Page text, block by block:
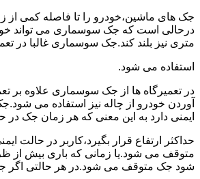
جک های ماشین،خودرو را تا فاصله کمی از
متری نیز بلند کند.جک سوسماری غالبا در
استفاده می شود.
در تعمیرگاه ها از جک سوسماری علاوه بر
آوردن خودرو از چاله نیز استفاده می
ایمنی دارد به این معنی که هر زمان جک در
حداکثر ارتفاع قرار بگیرد،کاربر در حالت
متوقف می شود.یا زمانی که باری بیش از
شود جک متوقف می شود.در هر حالتی اگر